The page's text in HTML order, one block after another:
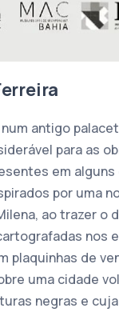
antigo
para as
em
por uma
ao trazer o
nos
plaquinhas de
uma cidade
negras e